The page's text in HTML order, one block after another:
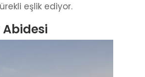
eşlik ediyor.